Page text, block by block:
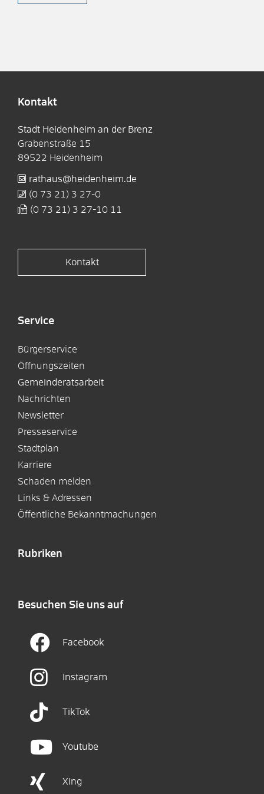
Kontakt
Stadt Heidenheim an der Brenz
Grabenstraße 15
89522 Heidenheim
rathaus@heidenheim.de
(0 73 21) 3 27-0
(0 73 21) 3 27-10 11
Kontakt
Service
Bürgerservice
Öffnungszeiten
Gemeinderatsarbeit
Nachrichten
Newsletter
Presseservice
Stadtplan
Karriere
Schaden melden
Links & Adressen
Öffentliche Bekanntmachungen
Rubriken
Besuchen Sie uns auf
Facebook
Instagram
TikTok
Youtube
Xing